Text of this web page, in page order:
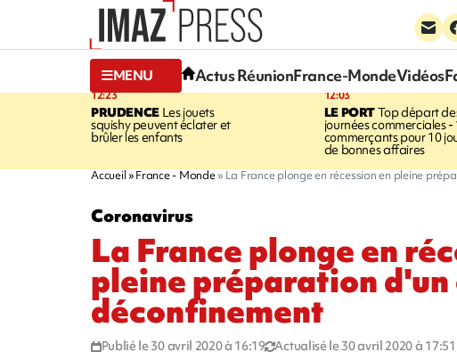
MENU Actus RéunionFrance-MondeVidéos
12:23
PRUDENCELes jouets
squishy peuvent éclater et
brûler les enfants
12:03
LE PORTTop départ
journées commerciales -
commerçants pour 10
de bonnes affaires
Accueil France - Monde La France plonge en récession en pleine
Coronavirus
La France plonge en
pleine préparation
déconfinement
Publié le 30 avril 2020 à 16:19 Actualisé le 30 avril 2020 à 17:51